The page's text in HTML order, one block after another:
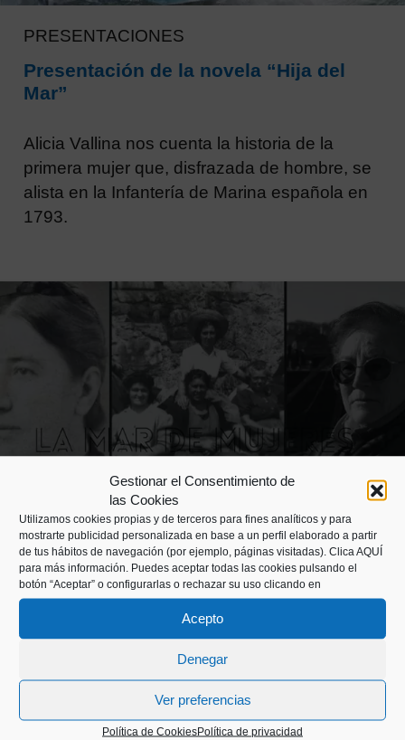
Gestionar el Consentimiento de
las Cookies
Utilizamos cookies propias y de terceros para fines analíticos y para
mostrarte publicidad personalizada en base a un perfil elaborado a partir
de tus hábitos de navegación (por ejemplo, páginas visitadas). Clica AQUÍ
para más información. Puedes aceptar todas las cookies pulsando el
botón “Aceptar” o configurarlas o rechazar su uso clicando en
Acepto
Denegar
Ver preferencias
Política de CookiesPolítica de privacidad
PRESENTACIONES
Presentación de la novela “Hija del
Mar”
Alicia Vallina nos cuenta la historia de la
primera mujer que, disfrazada de hombre, se
alista en la Infantería de Marina española en
1793.
OTRAS NOTICIAS
Día internacional de la mujer 2021
En el Día Internacional de Mujer el Museo
quiere visibilizar a unas mujeres
intensamente vinculadas con el mar, y que